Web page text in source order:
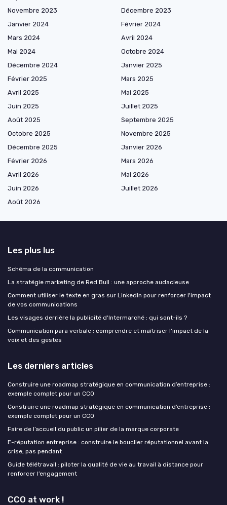
Novembre 2023
Décembre 2023
Janvier 2024
Février 2024
Mars 2024
Avril 2024
Mai 2024
Octobre 2024
Décembre 2024
Janvier 2025
Février 2025
Mars 2025
Avril 2025
Mai 2025
Juin 2025
Juillet 2025
Août 2025
Septembre 2025
Octobre 2025
Novembre 2025
Décembre 2025
Janvier 2026
Février 2026
Mars 2026
Avril 2026
Mai 2026
Juin 2026
Juillet 2026
Août 2026
Les plus lus
Schéma de la communication
La stratégie marketing de Red Bull : une approche audacieuse
Comment utiliser le texte en gras sur LinkedIn pour renforcer l'impact
de vos communications
Les visages derrière la publicité d'Intermarché : qui sont-ils ?
Communication para verbale : comprendre et maîtriser l'impact de la
voix et des gestes
Les derniers articles
Construire une roadmap stratégique en communication d’entreprise :
exemple complet pour un CCO
Construire une roadmap stratégique en communication d’entreprise :
exemple complet pour un CCO
Faire de l’accueil du public un pilier de la marque corporate
E-réputation entreprise : construire le bouclier réputationnel avant la
crise, pas pendant
Guide télétravail : piloter la qualité de vie au travail à distance pour
renforcer l’engagement
CCO at work !